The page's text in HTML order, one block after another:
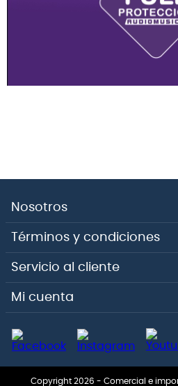
Nosotros
Términos y condiciones
Servicio al cliente
Mi cuenta
Copyright 2026 - Comercial e